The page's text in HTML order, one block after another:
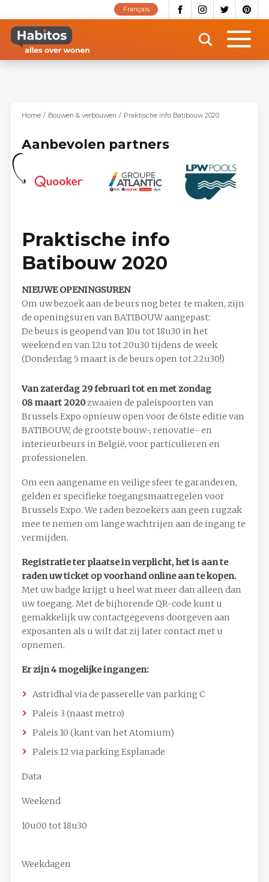
naar
inhoud
gaan
Français
Home Bouwen & verbouwen Praktische info Batibouw 2020
Aanbevolen partners
Praktische info
Batibouw 2020
NIEUWE OPENINGSUREN
Om uw bezoek aan de beurs nog beter te maken, zijn
de openingsuren van BATIBOUW aangepast:
De beurs is geopend van 10u tot 18u30 in het
weekend en van 12u tot 20u30 tijdens de week
(Donderdag 5 maart is de beurs open tot 22u30!)
Van zaterdag 29 februari tot en met zondag
08 maart 2020zwaaien de paleispoorten van
Brussels Expo opnieuw open voor de 61ste editie van
BATIBOUW, de grootste bouw-, renovatie- en
interieurbeurs in België, voor particulieren en
professionelen.
Om een aangename en veilige sfeer te garanderen,
gelden er specifieke toegangsmaatregelen voor
Brussels Expo. We raden bezoekers aan geen rugzak
mee te nemen om lange wachtrijen aan de ingang te
vermijden.
Registratie ter plaatse in verplicht, het is aan te
raden uw ticket op voorhand online aan te kopen.
Met uw badge krijgt u heel wat meer dan alleen dan
uw toegang. Met de bijhorende QR-code kunt u
gemakkelijk uw contactgegevens doorgeven aan
exposanten als u wilt dat zij later contact met u
opnemen.
Er zijn 4 mogelijke ingangen:
Astridhal via de passerelle van parking C
Paleis 3 (naast metro)
Paleis 10 (kant van het Atomium)
Paleis 12 via parking Esplanade
Data
Weekend
10u00 tot 18u30
Weekdagen